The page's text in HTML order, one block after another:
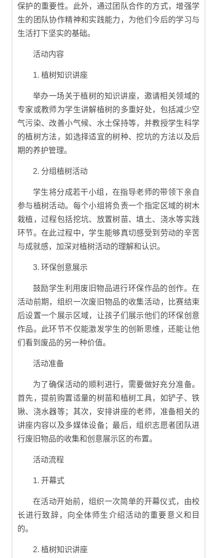
保护的重要性。此外，通过团队合作的方式，增强学
生的团队协作精神和实践能力，为他们今后的学习与
生活打下坚实的基础。
活动内容
1. 植树知识讲座
举办一场关于植树的知识讲座，邀请相关领域的
专家或教师为学生讲解植树的多重好处，包括减少空
气污染、改善小气候、水土保持等，并教授学生科学
的植树方法，如选择适宜的树种、挖坑的方法以及后
期的养护管理。
2. 分组植树活动
学生将分成若干小组，在指导老师的带领下亲自
参与植树活动。每个小组将负责一个指定区域的树木
栽植，过程包括挖坑、放置树苗、填土、浇水等实践
环节。在此过程中，学生能够真切感受到劳动的辛苦
与成就感，加深对植树活动的理解和认识。
3. 环保创意展示
鼓励学生利用废旧物品进行环保作品的创作。在
活动前期，组织一次废旧物品的收集活动，比赛结束
后设置一个展示区域，让孩子们展示他们的环保创意
作品。此环节不仅能激发学生的创新思维，还能让他
们看到废品的另一种价值。
活动准备
为了确保活动的顺利进行，需要做好充分准备。
首先，提前购置适量的树苗和植树工具，如铲子、铁
锹、浇水器等；其次，安排讲座的老师，准备相关的
讲座内容以及多媒体设备；最后，组织志愿者团队进
行废旧物品的收集和创意展示区的布置。
活动流程
1. 开幕式
在活动开始前，组织一次简单的开幕仪式，由校
长进行致辞，向全体师生介绍活动的重要意义和目
的。
2. 植树知识讲座